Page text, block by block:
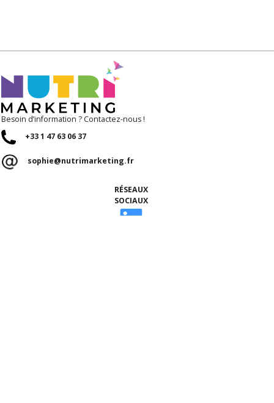
Besoin d’information ? Contactez-nous !
+33 1 47 63 06 37
sophie@nutrimarketing.fr
RÉSEAUX
SOCIAUX